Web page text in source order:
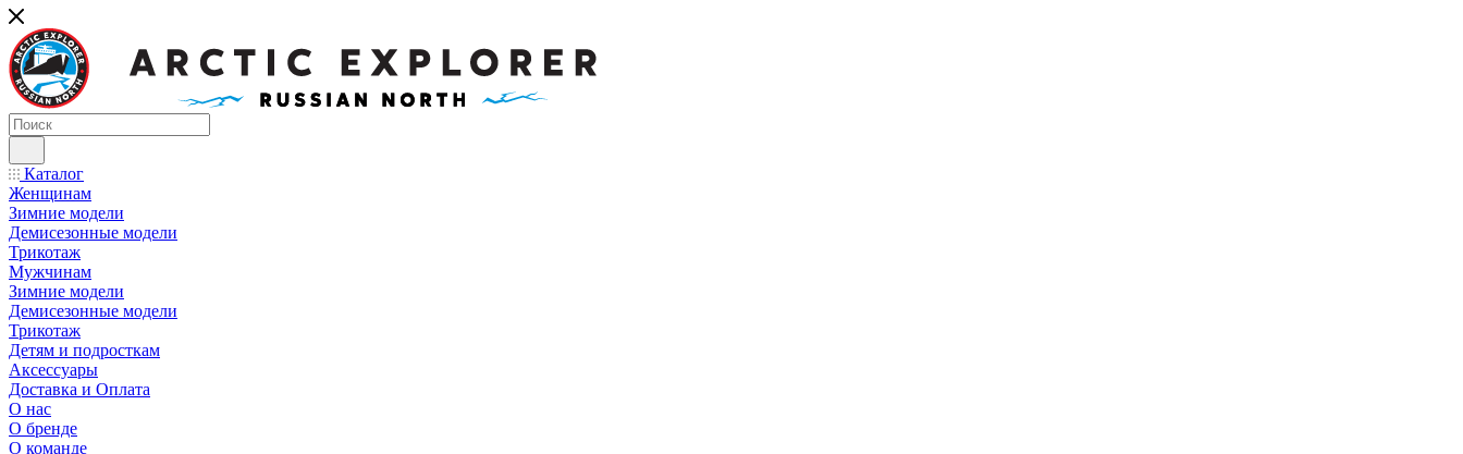
Каталог
Женщинам
Зимние модели
Демисезонные модели
Трикотаж
Мужчинам
Зимние модели
Демисезонные модели
Трикотаж
Детям и подросткам
Аксессуары
Доставка и Оплата
О нас
О бренде
О команде